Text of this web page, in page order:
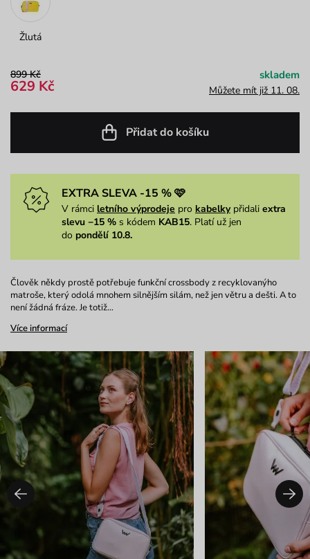
Žlutá
899 Kč
629 Kč
skladem
Můžete mít již 11. 08.
Přidat do košíku
EXTRA SLEVA -15 % 🩷
V rámci letního výprodeje pro kabelkypřidali extra
slevu −15 % s kódem KAB15. Platí už jen
do pondělí 10.8.
Člověk někdy prostě potřebuje funkční crossbody z recyklovanýho
matroše, který odolá mnohem silnějším silám, než jen větru a dešti. A to
není žádná fráze. Je totiž…
Více informací